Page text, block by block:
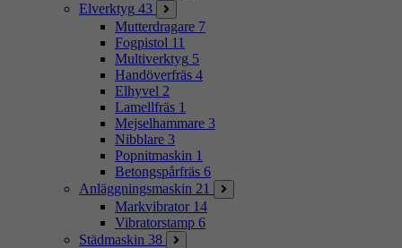
Elverktyg 43
Mutterdragare 7
Fogpistol 11
Multiverktyg 5
Handöverfräs 4
Elhyvel 2
Lamellfräs 1
Mejselhammare 3
Nibblare 3
Popnitmaskin 1
Betongspårfräs 6
Anläggningsmaskin 21
Markvibrator 14
Vibratorstamp 6
Städmaskin 38